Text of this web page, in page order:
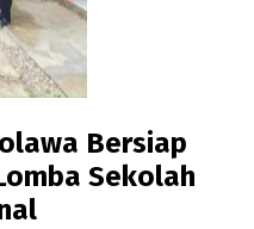
Bersiap
Sekolah